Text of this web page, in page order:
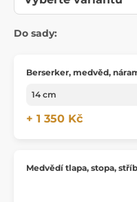
Do sady:
Berserker, medvěd,
+ 1 350 Kč
Medvědí tlapa, stopa,